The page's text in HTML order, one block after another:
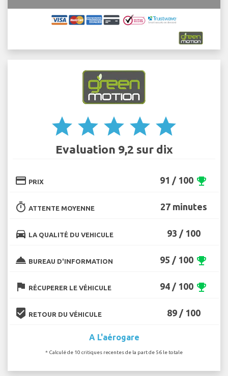
star star star star star
Evaluation 9,2 sur dix
credit_card PRIX 91 / 100 emoji_events
timer ATTENTE MOYENNE 27 minutes
directions_car LA QUALITÉ DU VEHICULE 93 / 100
room_service BUREAU D'INFORMATION 95 / 100 emoji_events
flag RÉCUPERER LE VÉHICULE 94 / 100 emoji_events
beenhere RETOUR DU VÉHICULE 89 / 100
A L'aérogare
* Calculé de 10 critiques recentes de la part de 56 le totale